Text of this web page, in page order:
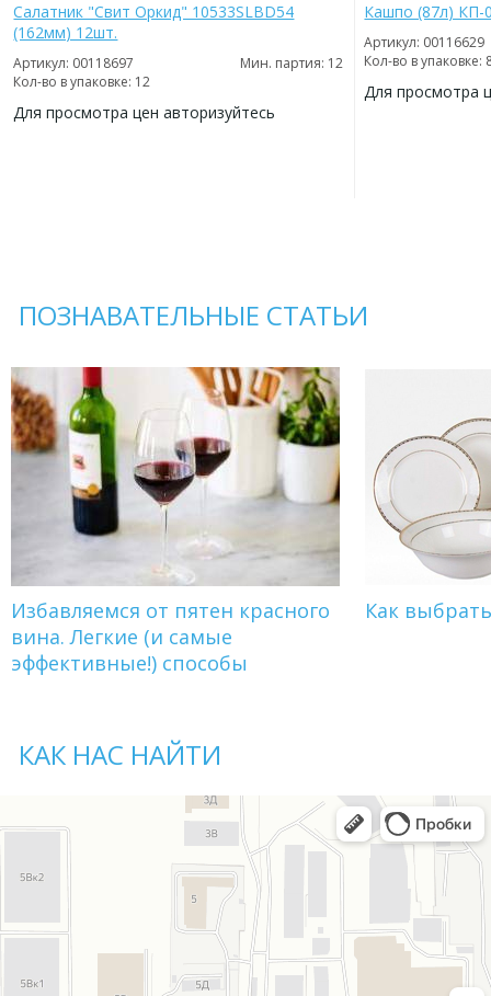
Салатник "Свит Оркид" 10533SLBD54
(162мм) 12шт.
Артикул: 00118697
Мин. партия: 12
Кол-во в упаковке: 12
Для просмотра цен авторизуйтесь
Кашпо (87л) КП-
Артикул: 00116629
Кол-во в упаковке:
Для просмотра
ПОЗНАВАТЕЛЬНЫЕ СТАТЬИ
Избавляемся от пятен красного
вина. Легкие (и самые
эффективные!) способы
Как
КАК НАС НАЙТИ